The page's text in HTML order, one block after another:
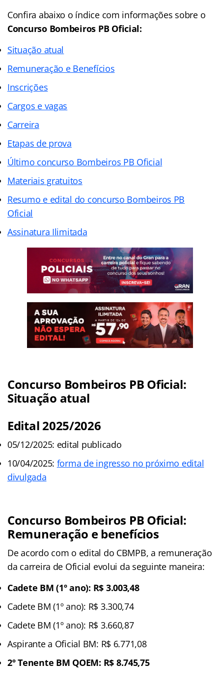
Confira abaixo o índicecom informações sobre o
Concurso Bombeiros PB Oficial:
Situação atual
Remuneração e Benefícios
Inscrições
Cargos e vagas
Carreira
Etapas de prova
Último concurso Bombeiros PB Oficial
Materiais gratuitos
Resumo e edital do concurso Bombeiros PB
Oficial
Assinatura Ilimitada
Concurso Bombeiros PB Oficial:
Situação atual
Edital 2025/2026
05/12/2025: edital publicado
10/04/2025: forma de ingresso no próximo edital
divulgada
Concurso Bombeiros PB Oficial:
Remuneração e benefícios
De acordo com o edital do CBMPB, a remuneração
da carreira de Oficial evolui da seguinte maneira:
Cadete BM (1º ano): R$ 3.003,48
Cadete BM (1º ano): R$ 3.300,74
Cadete BM (1º ano): R$ 3.660,87
Aspirante a Oficial BM: R$ 6.771,08
2º Tenente BM QOEM: R$ 8.745,75